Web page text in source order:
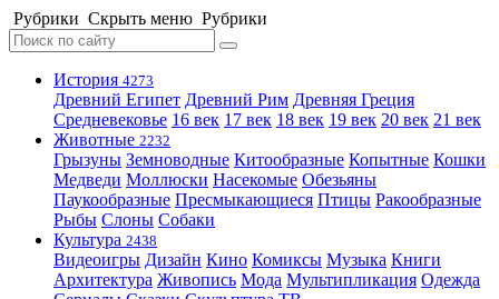
Рубрики Скрыть меню Рубрики
История 4273
Древний Египет Древний Рим Древняя Греция
Средневековье 16 век 17 век 18 век 19 век 20 век 21 век
Животные 2232
Грызуны Земноводные Китообразные Копытные Кошки
Медведи Моллюски Насекомые Обезьяны
Паукообразные Пресмыкающиеся Птицы Ракообразные
Рыбы Слоны Собаки
Культура 2438
Видеоигры Дизайн Кино Комиксы Музыка Книги
Архитектура Живопись Мода Мультипликация Одежда